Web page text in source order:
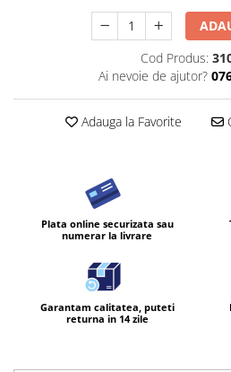
Produse de uz casnic
Combaterea Insectelor
Daunatoare
Pardoseli
Servetele Umede Multisuprfete
Ingrijire Personala
Cod Produs:
Ai nevoie de ajutor?
Adauga la Favorite
Plata online securizata sau
numerar la livrare
Garantam calitatea, puteti
returna in 14 zile